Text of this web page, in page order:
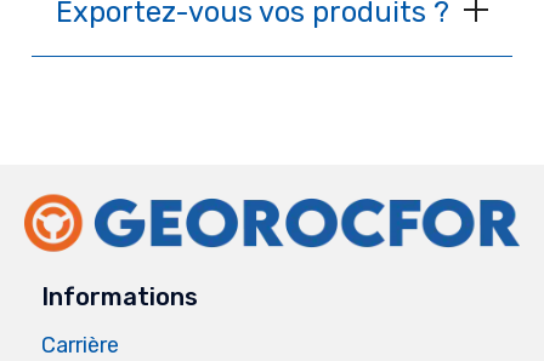
Exportez-vous vos produits ?
Informations
Carrière